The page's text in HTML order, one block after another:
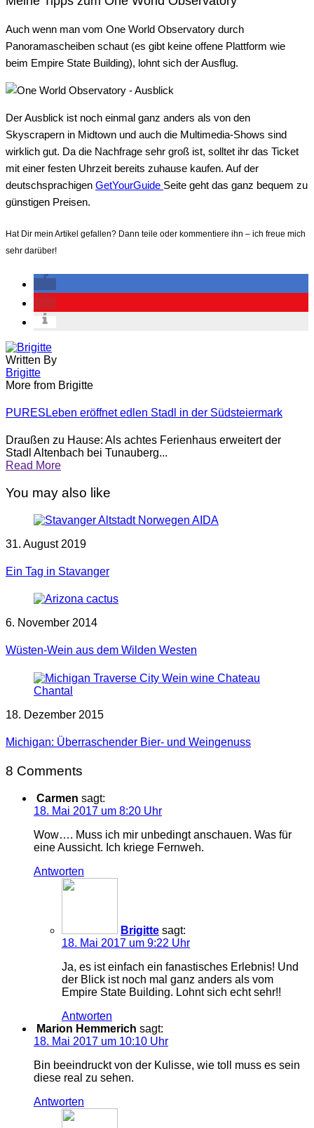
Auch wenn man vom One World Observatory durch
Panoramascheiben schaut (es gibt keine offene Plattform wie
beim Empire State Building), lohnt sich der Ausflug.
Der Ausblick ist noch einmal ganz anders als von den
Skyscrapern in Midtown und auch die Multimedia-Shows sind
wirklich gut. Da die Nachfrage sehr groß ist, solltet ihr das Ticket
mit einer festen Uhrzeit bereits zuhause kaufen. Auf der
deutschsprachigen GetYourGuide Seite geht das ganz bequem zu
günstigen Preisen.
Hat Dir mein Artikel gefallen? Dann teile oder kommentiere ihn – ich freue mich
sehr darüber!
Written By
Brigitte
More from Brigitte
PURESLeben eröffnet edlen Stadl in der Südsteiermark
Draußen zu Hause: Als achtes Ferienhaus erweitert der
Stadl Altenbach bei Tunauberg...
Read More
You may also like
31. August 2019
Ein Tag in Stavanger
6. November 2014
Wüsten-Wein aus dem Wilden Westen
18. Dezember 2015
Michigan: Überraschender Bier- und Weingenuss
8 Comments
Carmen sagt:
18. Mai 2017 um 8:20 Uhr
Wow…. Muss ich mir unbedingt anschauen. Was für
eine Aussicht. Ich kriege Fernweh.
Antworten
Brigitte sagt:
18. Mai 2017 um 9:22 Uhr
Ja, es ist einfach ein fanastisches Erlebnis! Und
der Blick ist noch mal ganz anders als vom
Empire State Building. Lohnt sich echt sehr!!
Antworten
Marion Hemmerich sagt:
18. Mai 2017 um 10:10 Uhr
Bin beeindruckt von der Kulisse, wie toll muss es sein
diese real zu sehen.
Antworten